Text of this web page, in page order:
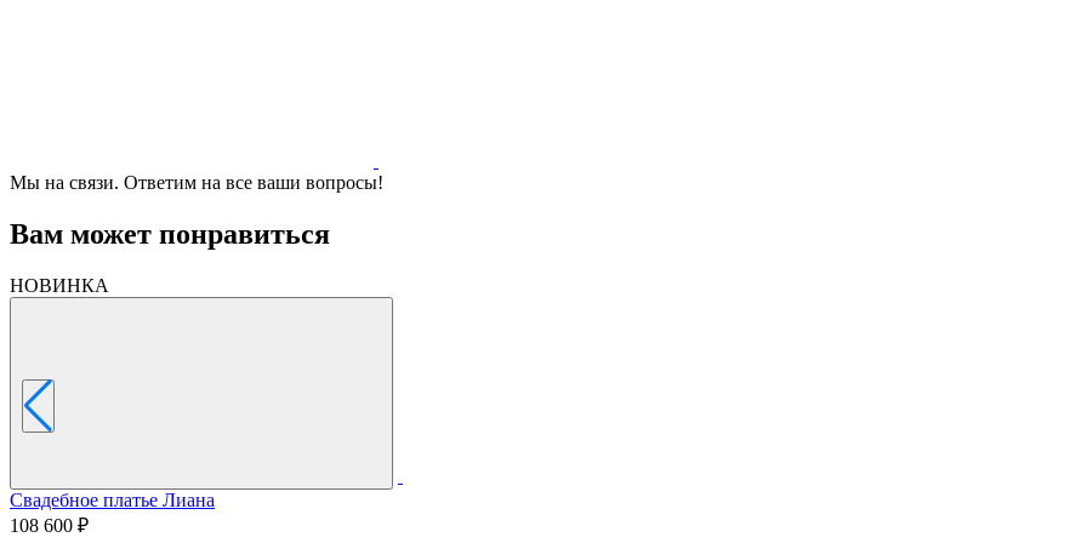
Мы на связи. Ответим на все ваши вопросы!
Вам может понравиться
НОВИНКА
Свадебное платье Лиана
108 600 ₽